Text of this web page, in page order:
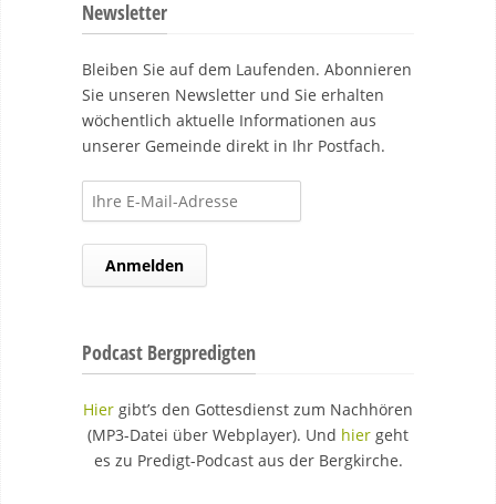
Newsletter
Bleiben Sie auf dem Laufenden. Abonnieren
Sie unseren Newsletter und Sie erhalten
wöchentlich aktuelle Informationen aus
unserer Gemeinde direkt in Ihr Postfach.
Podcast Bergpredigten
Hier gibt’s den Gottesdienst zum Nachhören
(MP3-Datei über Webplayer). Und hier geht
es zu Predigt-Podcast aus der Bergkirche.